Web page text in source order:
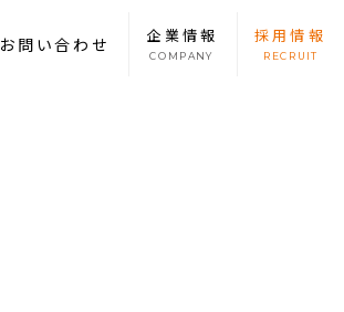
お問い合わせ 企業情報
COMPANY
採用情報
RECRUIT